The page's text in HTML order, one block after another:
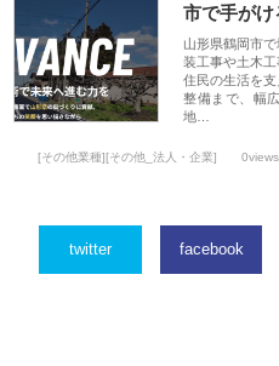
市で手が
山形県鶴岡市
装工事や土木
住民の生活を
整備まで、幅
地…
[その他業種][その他_法人・企業] 0views
twitter facebook